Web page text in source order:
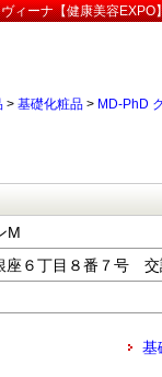
ィーナ【健康美容EXPO
> 基礎化粧品 > MD-PhD
M
６丁目８番７号 交
基